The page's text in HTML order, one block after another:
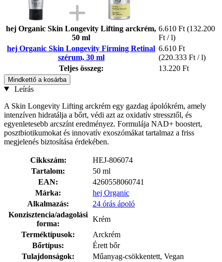
hej Organic Skin Longevity Lifting arckrém,
50 ml
6.610 Ft (132.200
Ft / l)
hej Organic Skin Longevity Firming Retinal
szérum, 30 ml
6.610 Ft
(220.333 Ft / l)
Teljes összeg:
13.220 Ft
Mindkettő a kosárba
Leírás
A Skin Longevity Lifting arckrém egy gazdag ápolókrém, amely
intenzíven hidratálja a bőrt, védi azt az oxidatív stressztől, és
egyenletesebb arcszínt eredményez. Formulája NAD+ boostert,
posztbiotikumokat és innovatív exoszómákat tartalmaz a friss
megjelenés biztosítása érdekében.
Cikkszám:
HEJ-806074
Tartalom:
50 ml
EAN:
4260558060741
Márka:
hej Organic
Alkalmazás:
24 órás ápoló
Konzisztencia/adagolási
forma:
Krém
Terméktípusok:
Arckrém
Bőrtípus:
Érett bőr
Tulajdonságok:
Műanyag-csökkentett, Vegan